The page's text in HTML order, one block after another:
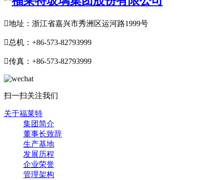
地址：浙江省嘉兴市秀洲区运河路1999号
总机：+86-573-82793999
传真：+86-573-82793999
扫一扫关注我们
关于福莱特
集团简介
董事长致辞
生产基地
发展历程
企业荣誉
管理架构